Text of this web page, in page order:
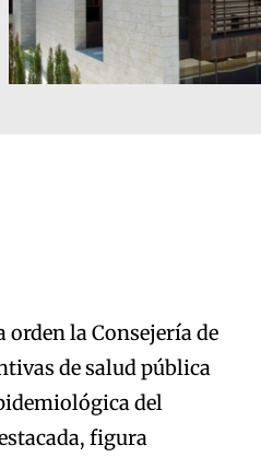
orden la Consejería de
de salud pública
del
figura